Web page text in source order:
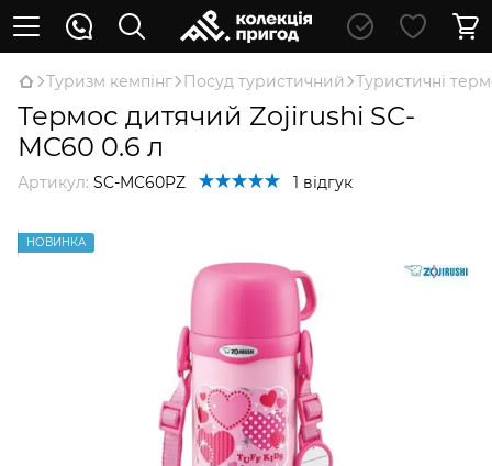
Туризм кемпінг Посуд туристичний Туристичні
Термос дитячий Zojirushi SC-
MC60 0.6 л
Артикул: SC-MC60PZ 1 відгук
НОВИНКА